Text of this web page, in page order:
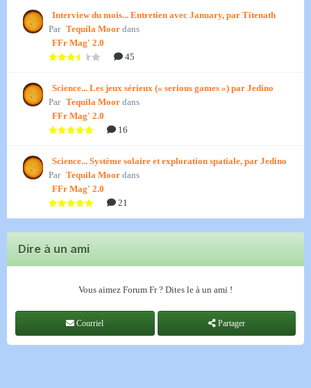
Interview du mois... Entretien avec January, par Titenath
Par Tequila Moor dans
FFr Mag' 2.0
45
Science... Les jeux sérieux (« serious games ») par Jedino
Par Tequila Moor dans
FFr Mag' 2.0
16
Science... Système solaire et exploration spatiale, par Jedino
Par Tequila Moor dans
FFr Mag' 2.0
21
Dire à un ami
Vous aimez Forum Fr ? Dites le à un ami !
Courriel Partager